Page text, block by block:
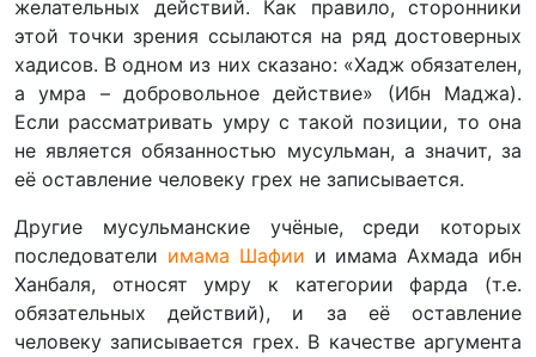
желательных действий. Как правило, сторонники
этой точки зрения ссылаются на ряд достоверных
хадисов. В одном из них сказано: «Хадж обязателен,
а умра – добровольное действие» (Ибн Маджа).
Если рассматривать умру с такой позиции, то она
не является обязанностью мусульман, а значит, за
её оставление человеку грех не записывается.
Другие мусульманские учёные, среди которых
последователи имама Шафии и имама Ахмада ибн
Ханбаля, относят умру к категории фарда (т.е.
обязательных действий), и за её оставление
человеку записывается грех. В качестве аргумента